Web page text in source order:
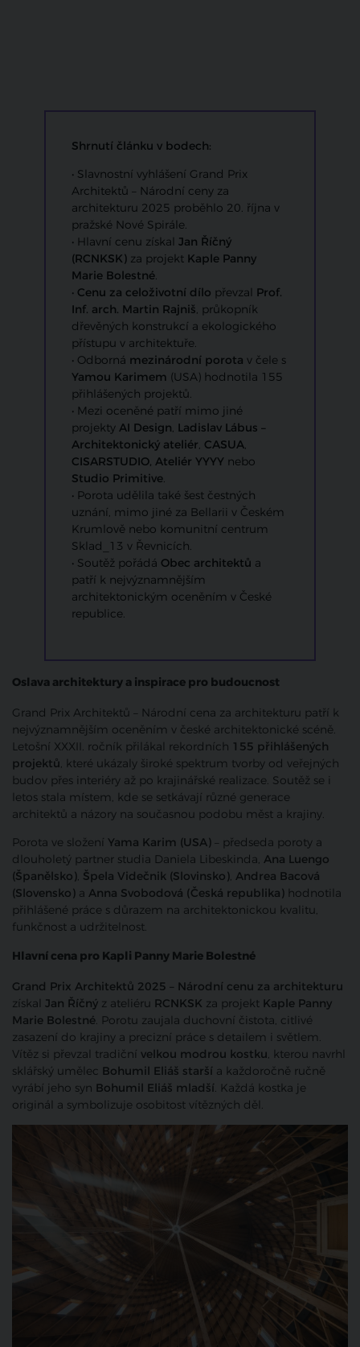
Shrnutí článku v bodech:
• Slavnostní vyhlášení Grand Prix
Architektů – Národní ceny za
architekturu 2025 proběhlo 20. října v
pražské Nové Spirále.
• Hlavní cenu získal Jan Říčný
(RCNKSK) za projekt Kaple Panny
Marie Bolestné.
• Cenu za celoživotní dílo převzal Prof.
Inf. arch. Martin Rajniš, průkopník
dřevěných konstrukcí a ekologického
přístupu v architektuře.
• Odborná mezinárodní porota v čele s
Yamou Karimem (USA) hodnotila 155
přihlášených projektů.
• Mezi oceněné patří mimo jiné
projekty AI Design, Ladislav Lábus –
Architektonický ateliér, CASUA,
CISARSTUDIO, Ateliér YYYY nebo
Studio Primitive.
• Porota udělila také šest čestných
uznání, mimo jiné za Bellarii v Českém
Krumlově nebo komunitní centrum
Sklad_13 v Řevnicích.
• Soutěž pořádá Obec architektů a
patří k nejvýznamnějším
architektonickým oceněním v České
republice.
Oslava architektury a inspirace pro budoucnost
Grand Prix Architektů – Národní cena za architekturu patří k
nejvýznamnějším oceněním v české architektonické scéně.
Letošní XXXII. ročník přilákal rekordních 155 přihlášených
projektů, které ukázaly široké spektrum tvorby od veřejných
budov přes interiéry až po krajinářské realizace. Soutěž se i
letos stala místem, kde se setkávají různé generace
architektů a názory na současnou podobu měst a krajiny.
Porota ve složení Yama Karim (USA) – předseda poroty a
dlouholetý partner studia Daniela Libeskinda, Ana Luengo
(Španělsko), Špela Videčnik (Slovinsko), Andrea Bacová
(Slovensko) a Anna Svobodová (Česká republika) hodnotila
přihlášené práce s důrazem na architektonickou kvalitu,
funkčnost a udržitelnost.
Hlavní cena pro Kapli Panny Marie Bolestné
Grand Prix Architektů 2025 – Národní cenu za architekturu
získal Jan Říčný z ateliéru RCNKSK za projekt Kaple Panny
Marie Bolestné. Porotu zaujala duchovní čistota, citlivé
zasazení do krajiny a precizní práce s detailem i světlem.
Vítěz si převzal tradiční velkou modrou kostku, kterou navrhl
sklářský umělec Bohumil Eliáš starší a každoročně ručně
vyrábí jeho syn Bohumil Eliáš mladší. Každá kostka je
originál a symbolizuje osobitost vítězných děl.